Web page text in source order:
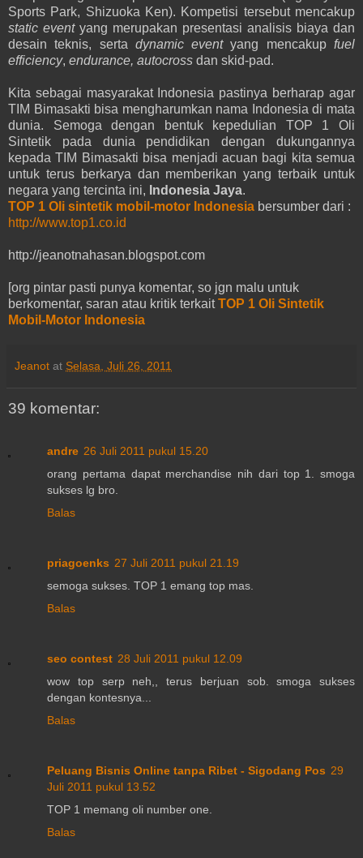
Sports Park, Shizuoka Ken). Kompetisi tersebut mencakup
static eventyang merupakan presentasi analisis biaya dan
desain teknis, serta dynamic eventyang mencakupfuel
efficiency, endurance, autocross dan skid-pad.
Kita sebagai masyarakat Indonesia pastinya berharap agar
TIM Bimasakti bisa mengharumkan nama Indonesia di mata
dunia. Semoga dengan bentuk kepedulian TOP 1 Oli
Sintetik pada dunia pendidikan dengan dukungannya
kepada TIM Bimasakti bisa menjadi acuan bagi kita semua
untuk terus berkarya dan memberikan yang terbaik untuk
negara yang tercinta ini, Indonesia Jaya.
TOP 1 Oli sintetik mobil-motor Indonesia bersumber dari :
http://www.top1.co.id
http://jeanotnahasan.blogspot.com
[org pintar pasti punya komentar, so jgn malu untuk
berkomentar, saran atau kritik terkaitTOP 1 Oli Sintetik
Mobil-Motor Indonesia
Jeanot at Selasa, Juli 26, 2011
39 komentar:
andre 26 Juli 2011 pukul 15.20
orang pertama dapat merchandise nih dari top 1. smoga
sukses lg bro.
Balas
priagoenks 27 Juli 2011 pukul 21.19
semoga sukses. TOP 1 emang top mas.
Balas
seo contest 28 Juli 2011 pukul 12.09
wow top serp neh,, terus berjuan sob. smoga sukses
dengan kontesnya...
Balas
Peluang Bisnis Online tanpa Ribet - Sigodang Pos 29
Juli 2011 pukul 13.52
TOP 1 memang oli number one.
Balas